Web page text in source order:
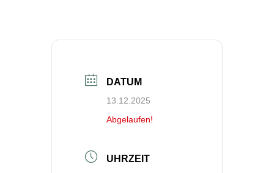
DATUM
13.12.2025
Abgelaufen!
UHRZEIT